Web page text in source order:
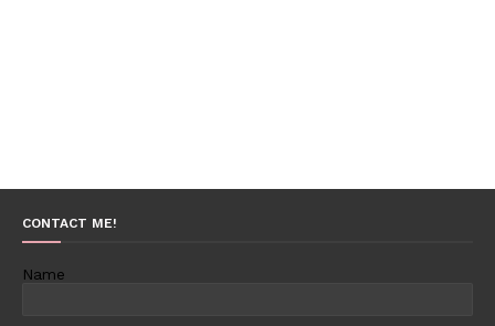
CONTACT ME!
Name